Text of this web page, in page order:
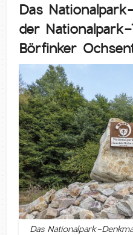
Das
der
Börfinker
Das Nationalpark-